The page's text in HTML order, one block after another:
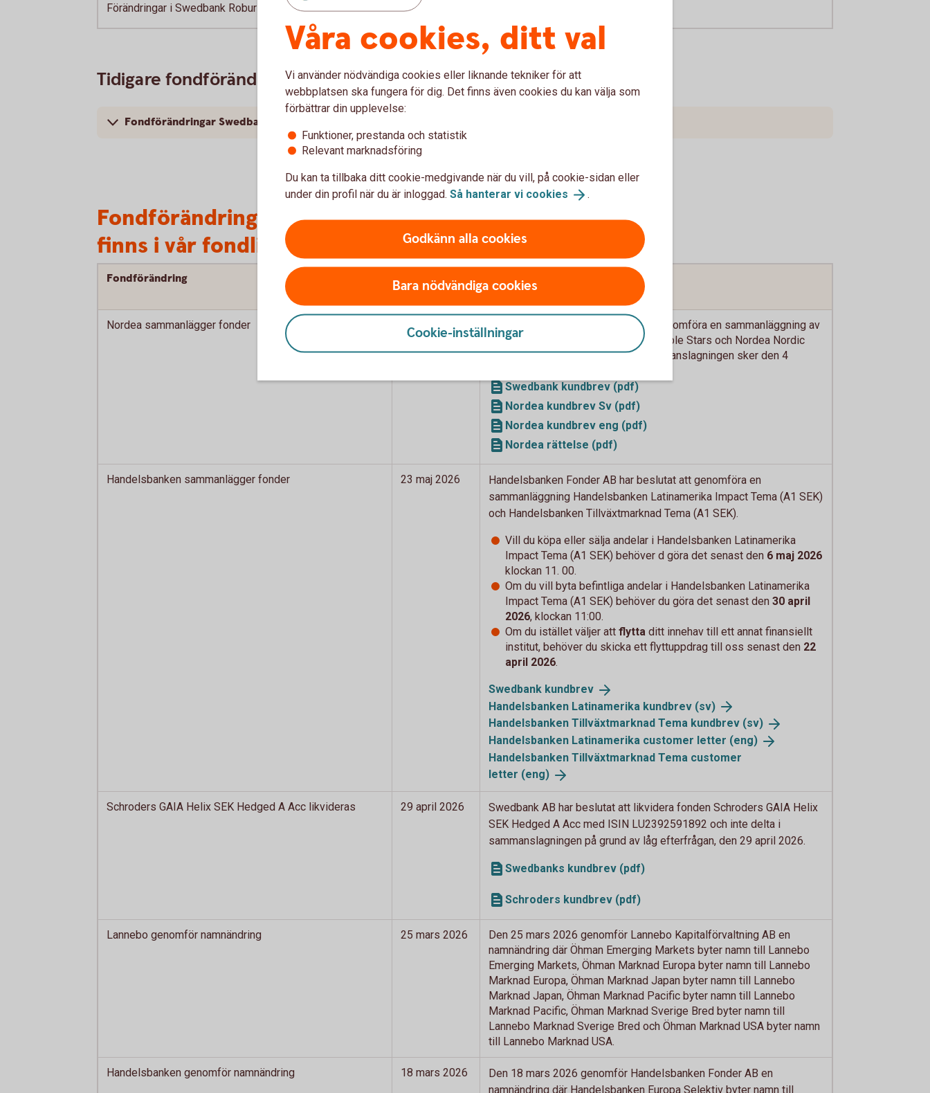
Förändringar i Swedbank Robur Access Asien 7 januari 2026
Tidigare fondförändringar Swedbank Robur
Fondförändringar Swedbank Robur
Fondförändringar i fonder från fondbolag som
finns i vår fondlista
Fondförändring
Förändringen
sker
Brev och bilagor
Nordea sammanlägger fonder
4 september
2026
Nordea Fonder AB har beslutat att genomföra en sammanläggning av
fonderna, Nordea Innovation Sustainable Stars och Nordea Nordic
Fund med ISIN FI0008813399. Sammanslagningen sker den 4
Swedbank kundbrev (pdf)
Nordea kundbrev Sv (pdf)
Nordea kundbrev eng (pdf)
Nordea rättelse (pdf)
Handelsbanken sammanlägger fonder 23 maj 2026
Handelsbanken Fonder AB har beslutat att genomföra en
sammanläggning Handelsbanken Latinamerika Impact Tema (A1 SEK)
och Handelsbanken Tillväxtmarknad Tema (A1 SEK).
Vill du köpa eller sälja andelar i Handelsbanken Latinamerika
Impact Tema (A1 SEK) behöver d göra det senast den 6 maj 2026
klockan 11. 00.
Om du vill byta befintliga andelar i Handelsbanken Latinamerika
Impact Tema (A1 SEK) behöver du göra det senast den 30 april
2026, klockan 11:00.
Om du istället väljer att flytta ditt innehav till ett annat finansiellt
institut, behöver du skicka ett flyttuppdrag till oss senast den 22
april 2026.
Swedbank kundbrev
Handelsbanken Latinamerika kundbrev (sv)
Handelsbanken Tillväxtmarknad Tema kundbrev (sv)
Handelsbanken Latinamerika customer letter (eng)
Handelsbanken Tillväxtmarknad Tema customer
letter (eng)
Schroders GAIA Helix SEK Hedged A Acc likvideras 29 april 2026
Swedbank AB har beslutat att likvidera fonden Schroders GAIA Helix
SEK Hedged A Acc med ISIN LU2392591892 och inte delta i
sammanslagningen på grund av låg efterfrågan, den 29 april 2026.
Swedbanks kundbrev (pdf)
Schroders kundbrev (pdf)
Lannebo genomför namnändring 25 mars 2026
Den 25 mars 2026 genomför Lannebo Kapitalförvaltning AB en
namnändring där Öhman Emerging Markets byter namn till Lannebo
Emerging Markets, Öhman Marknad Europa byter namn till Lannebo
Marknad Europa, Öhman Marknad Japan byter namn till Lannebo
Marknad Japan, Öhman Marknad Pacific byter namn till Lannebo
Marknad Pacific, Öhman Marknad Sverige Bred byter namn till
Lannebo Marknad Sverige Bred och Öhman Marknad USA byter namn
till Lannebo Marknad USA.
Handelsbanken genomför namnändring 18 mars 2026
Den 18 mars 2026 genomför Handelsbanken Fonder AB en
namnändring där Handelsbanken Europa Selektiv byter namn till
Våra cookies, ditt val
Vi använder nödvändiga cookies eller liknande tekniker för att
webbplatsen ska fungera för dig. Det finns även cookies du kan välja som
förbättrar din upplevelse:
Funktioner, prestanda och statistik
Relevant marknadsföring
Du kan ta tillbaka ditt cookie-medgivande när du vill, på cookie-sidan eller
under din profil när du är inloggad. Så hanterar vi cookies .
Godkänn alla cookies
Bara nödvändiga cookies
Cookie-inställningar